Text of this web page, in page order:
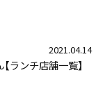
2021.04.14
ランチ店舗一覧】